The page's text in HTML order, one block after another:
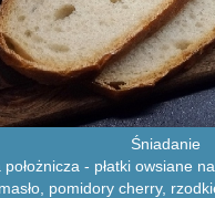
Śniadanie
- płatki owsiane
pomidory cherry,